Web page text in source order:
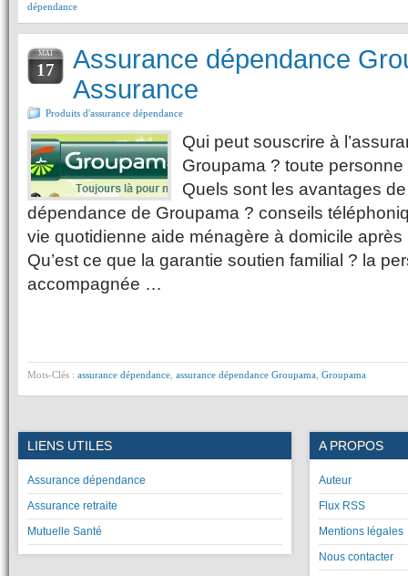
dépendance
MAI
17
Assurance dépendance
Assurance
Produits d'assurance dépendance
Qui peut souscrire à
Groupama ? toute
Quels sont les avantages de
dépendance de Groupama ? conseils
vie quotidienne aide ménagère à domicile
Qu’est ce que la garantie soutien familial ? la
accompagnée …
Mots-Clés : assurance dépendance assurance dépendance Groupama Groupama
LIENS UTILES
Assurance dépendance
Assurance retraite
Mutuelle Santé
A PROPOS
Auteur
Flux RSS
Mentions légales
Nous contacter